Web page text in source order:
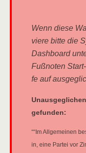
Wenn die­se
vie­re bit­te die
Dash­board
Fuß­no­ten
fe auf
gefunden:
““Im All­ge­mei­nen
in, eine Par­tei vor